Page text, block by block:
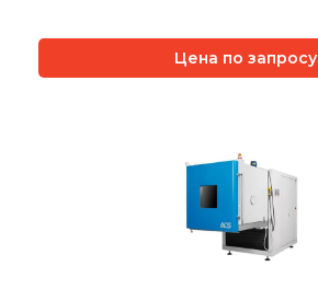
Цена по запросу